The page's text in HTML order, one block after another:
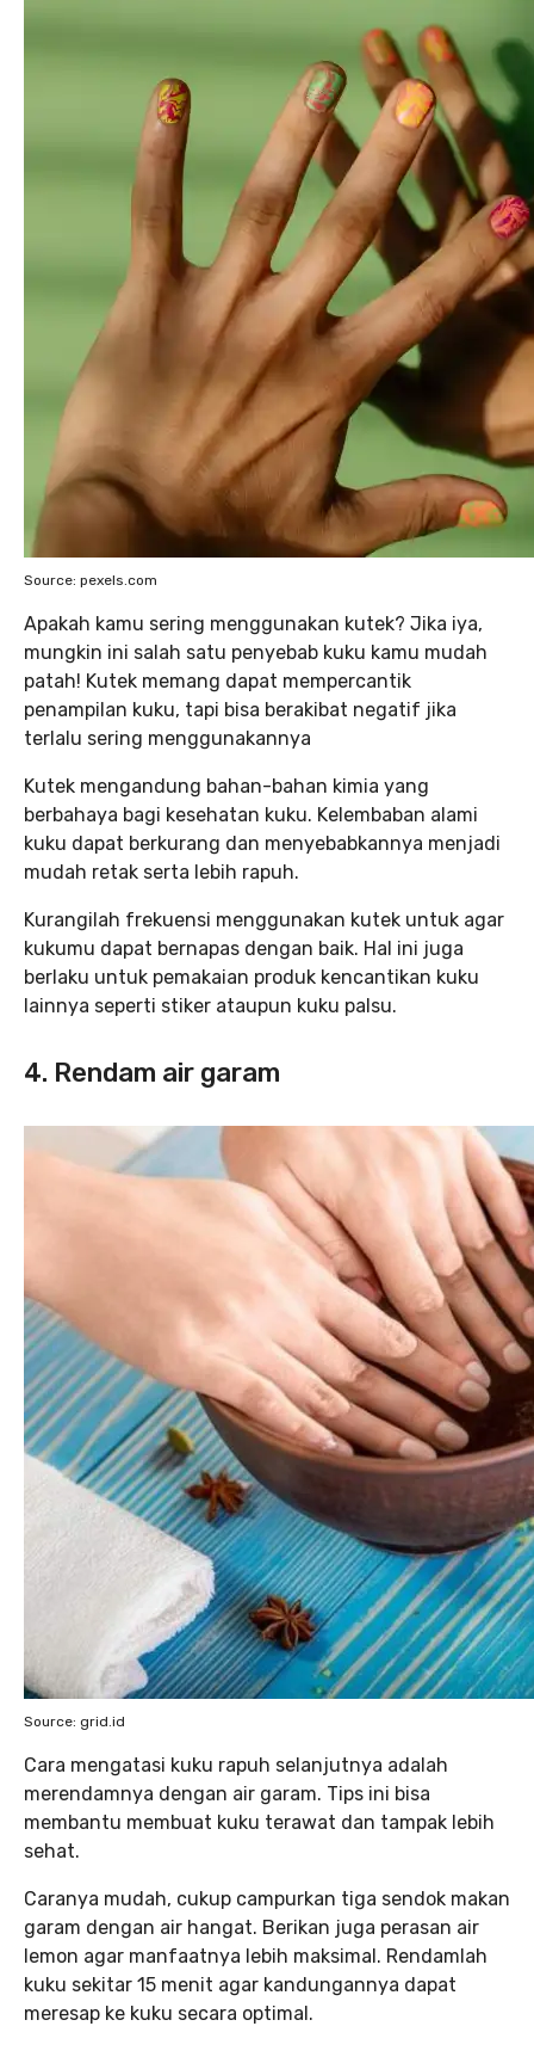
Source: pexels.com
Apakah kamu sering menggunakan kutek? Jika iya,
mungkin ini salah satu penyebab kuku kamu mudah
patah! Kutek memang dapat mempercantik
penampilan kuku, tapi bisa berakibat negatif jika
terlalu sering menggunakannya
Kutek mengandung bahan-bahan kimia yang
berbahaya bagi kesehatan kuku. Kelembaban alami
kuku dapat berkurang dan menyebabkannya menjadi
mudah retak serta lebih rapuh.
Kurangilah frekuensi menggunakan kutek untuk agar
kukumu dapat bernapas dengan baik. Hal ini juga
berlaku untuk pemakaian produk kencantikan kuku
lainnya seperti stiker ataupun kuku palsu.
4. Rendam air garam
Source: grid.id
Cara mengatasi kuku rapuh selanjutnya adalah
merendamnya dengan air garam. Tips ini bisa
membantu membuat kuku terawat dan tampak lebih
sehat.
Caranya mudah, cukup campurkan tiga sendok makan
garam dengan air hangat. Berikan juga perasan air
lemon agar manfaatnya lebih maksimal. Rendamlah
kuku sekitar 15 menit agar kandungannya dapat
meresap ke kuku secara optimal.